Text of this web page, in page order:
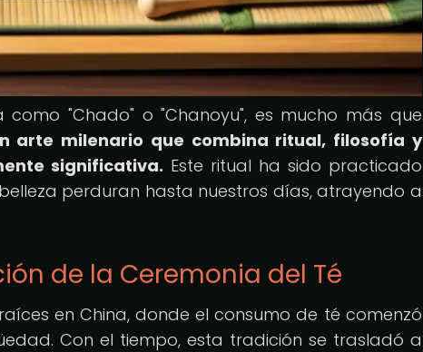
"Chado" o "Chanoyu", es mucho más que
arte milenario que combina ritual, filosofía y
significativa. Este ritual ha sido practicado
perduran hasta nuestros días, atrayendo a
de la Ceremonia del Té
en China, donde el consumo de té comenzó
Con el tiempo, esta tradición se trasladó a